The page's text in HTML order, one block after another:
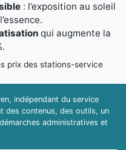
: l’exposition au soleil
qui augmente la
prix des stations-service
indépendant du service
des contenus, des outils, un
administratives et